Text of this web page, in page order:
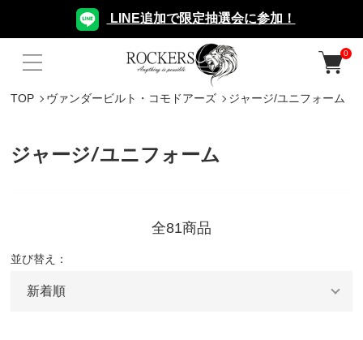
LINE追加で限定抽選会に参加！
0
TOP ヴァンダービルト・コモドアーズ ジャージ/ユニフォーム
ジャージ/ユニフォーム
全81商品
並び替え：